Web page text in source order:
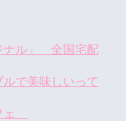
ナル」 全国宅配
で美味しいって
ェ